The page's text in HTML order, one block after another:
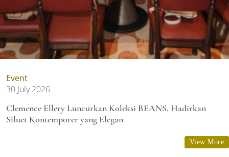
Event
30 July 2026
Clemence Ellery Luncurkan Koleksi BEANS, Hadirkan
Siluet Kontemporer yang Elegan
View More